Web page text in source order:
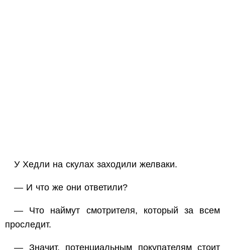
У Хедли на скулах заходили желваки.
— И что же они ответили?
— Что наймут смотрителя, который за всем
проследит.
— Значит, потенциальным покупателям стоит